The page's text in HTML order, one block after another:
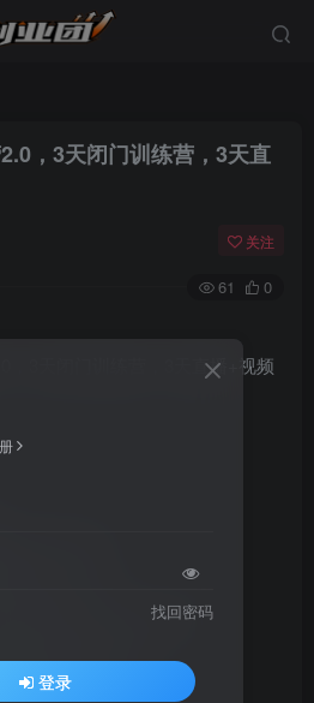
，3天闭门训练营，3天直
关注
61 0
法(10小节)
法(10小节)
零基础小白学习(14小节)
(国外AI)(8小节)
用教程(11小节)
找回密码
登录